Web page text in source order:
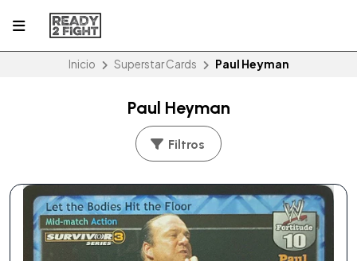
Inicio Superstar Cards Paul Heyman
Paul Heyman
Filtros